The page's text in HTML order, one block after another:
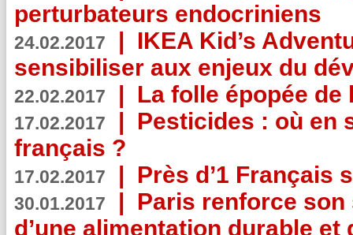
perturbateurs endocriniens
24.02.2017 | IKEA Kid’s
sensibiliser aux enjeux du
22.02.2017 | La folle épopée de
17.02.2017 | Pesticides : où en
français ?
17.02.2017 | Près d’1 Français
30.01.2017 | Paris renforce
d’une alimentation durable et